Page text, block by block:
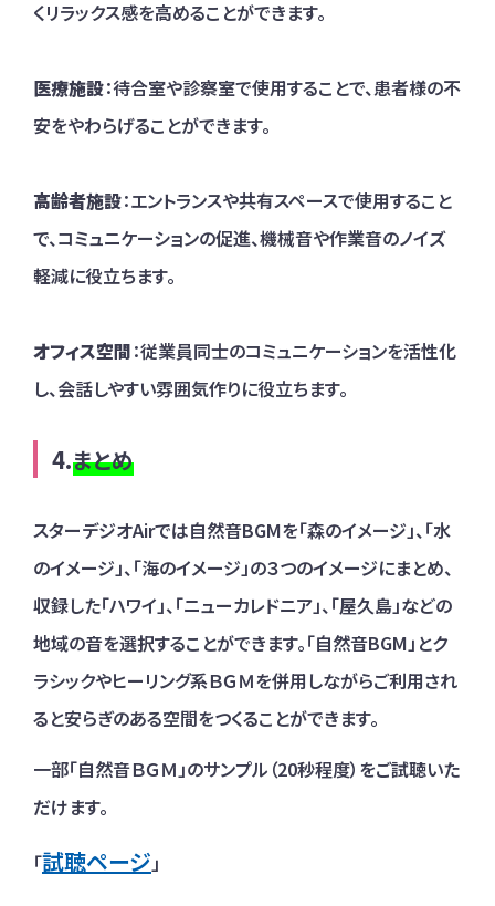
くリラックス感を高めることができます。
医療施設：待合室や診察室で使用することで、患者様の不
安をやわらげることができます。
高齢者施設：エントランスや共有スペースで使用すること
で、コミュニケーションの促進、機械音や作業音のノイズ
軽減に役立ちます。
オフィス空間：従業員同士のコミュニケーションを活性化
し、会話しやすい雰囲気作りに役立ちます。
まとめ
スターデジオAirでは自然音BGMを「森のイメージ」、「水
のイメージ」、「海のイメージ」の３つのイメージにまとめ、
収録した「ハワイ」、「ニューカレドニア」、「屋久島」などの
地域の音を選択することができます。「自然音BGM」とク
ラシックやヒーリング系ＢＧＭを併用しながらご利用され
ると安らぎのある空間をつくることができます。
一部「自然音ＢＧＭ」のサンプル（20秒程度）をご試聴いた
だけます。
「試聴ページ」